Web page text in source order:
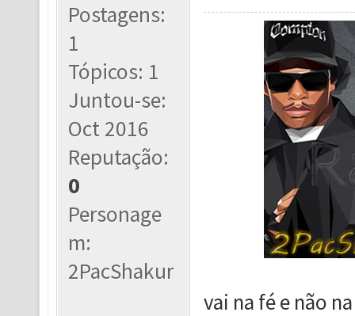
Postagens:
1
Tópicos: 1
Juntou-se:
Oct 2016
Reputação:
0
Personage
m:
2PacShakur
vai na fé e não